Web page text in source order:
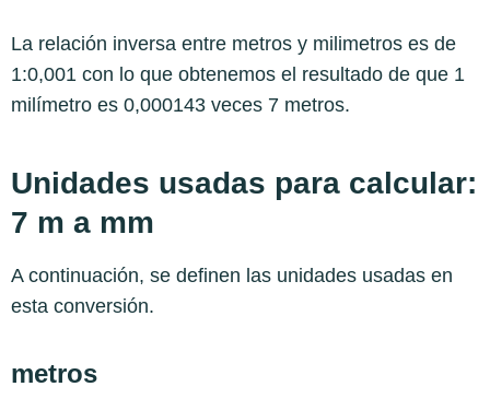
La relación inversa entre metros y milimetros es de
1:0,001 con lo que obtenemos el resultado de que 1
milímetro es 0,000143 veces 7 metros.
Unidades usadas para calcular:
7 m a mm
A continuación, se definen las unidades usadas en
esta conversión.
metros